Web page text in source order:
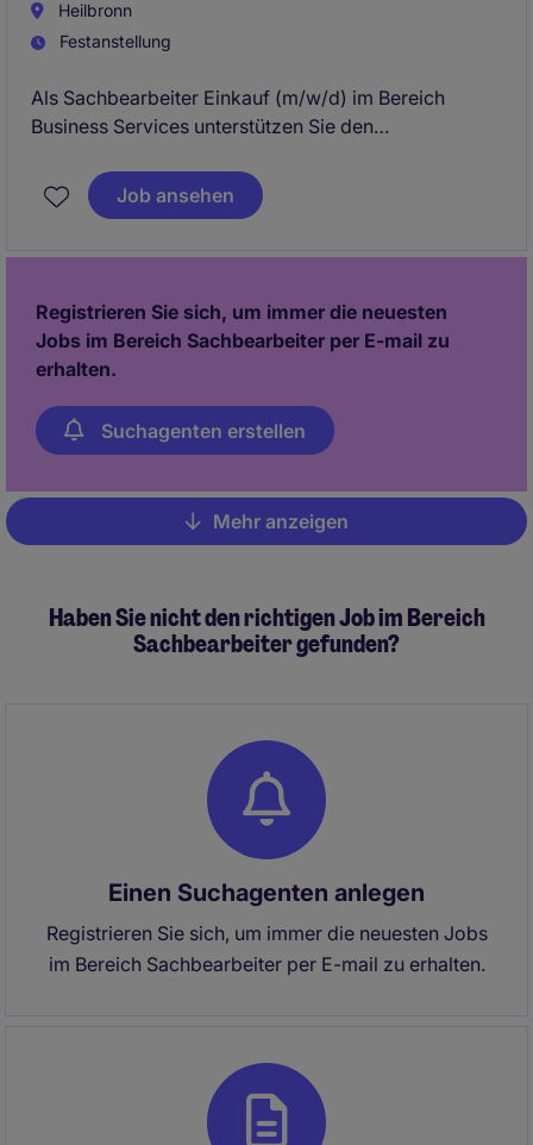
Heilbronn
Festanstellung
Als Sachbearbeiter Einkauf (m/w/d) im Bereich
Business Services unterstützen Sie den
Lieferkettenprozessen. Diese Position in Heilbronn
bietet Ihnen die Möglichkeit, Ihre Fähigkeiten in der
Job ansehen
Registrieren Sie sich, um immer die neuesten
Jobs im Bereich Sachbearbeiter per E-mail zu
erhalten.
Suchagenten erstellen
Pagination
Mehr anzeigen
Haben Sie nicht den richtigen Job im Bereich
Sachbearbeiter gefunden?
Einen Suchagenten anlegen
Registrieren Sie sich, um immer die neuesten Jobs
im Bereich Sachbearbeiter per E-mail zu erhalten.